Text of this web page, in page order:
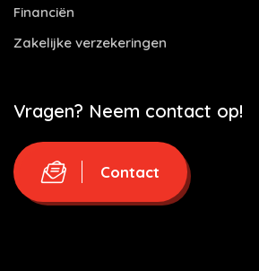
Financiën
Zakelijke verzekeringen
Vragen? Neem contact op!
Contact